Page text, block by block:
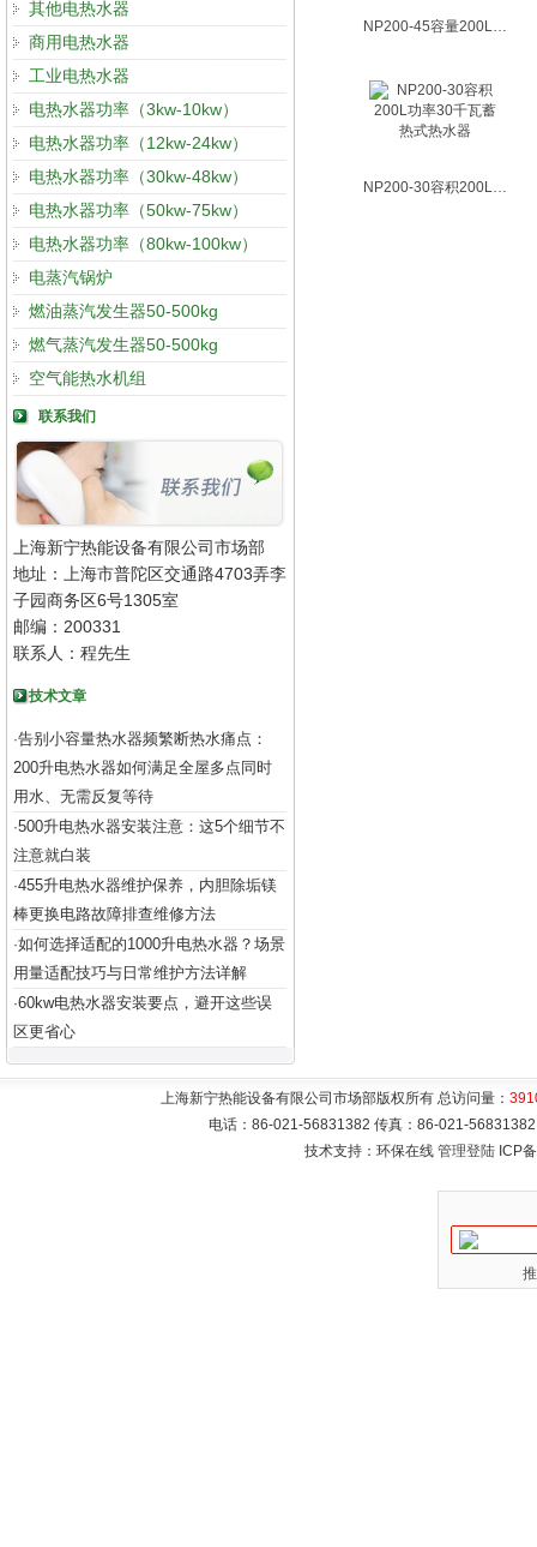
其他电热水器
商用电热水器
工业电热水器
电热水器功率（3kw-10kw）
电热水器功率（12kw-24kw）
电热水器功率（30kw-48kw）
电热水器功率（50kw-75kw）
电热水器功率（80kw-100kw）
电蒸汽锅炉
燃油蒸汽发生器50-500kg
燃气蒸汽发生器50-500kg
空气能热水机组
联系我们
上海新宁热能设备有限公司市场部
地址：上海市普陀区交通路4703弄李
子园商务区6号1305室
邮编：200331
联系人：程先生
技术文章
·告别小容量热水器频繁断热水痛点：
200升电热水器如何满足全屋多点同时
用水、无需反复等待
·500升电热水器安装注意：这5个细节不
注意就白装
·455升电热水器维护保养，内胆除垢镁
棒更换电路故障排查维修方法
·如何选择适配的1000升电热水器？场景
用量适配技巧与日常维护方法详解
·60kw电热水器安装要点，避开这些误
区更省心
NP200-45容量200L功率45千瓦不锈钢热水器
NP200-30容积200L功率30千瓦蓄热式热水器
上海新宁热能设备有限公司市场部版权所有 总访问量：
电话：86-021-56831382 传真：86-021-
技术支持：环保在线 管理登陆 ICP